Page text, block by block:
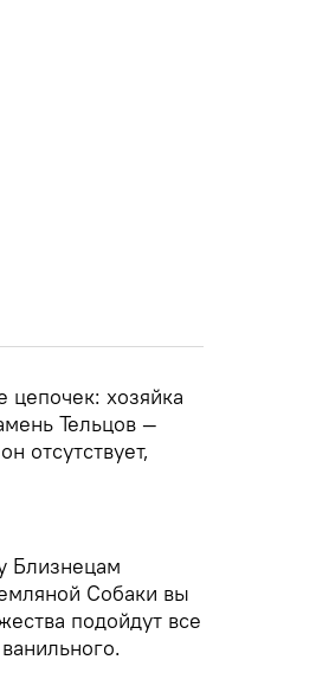
цепочек: хозяйка
Тельцов —
отсутствует,
Близнецам
Собаки вы
подойдут все